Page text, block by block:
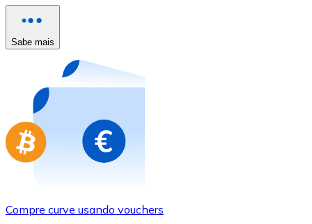
Comprar com cartão
Compre cartões-presente das suas marcas favoritas
Ir para a loja de cartões-presente
Sabe mais
Compre curve usando vouchers